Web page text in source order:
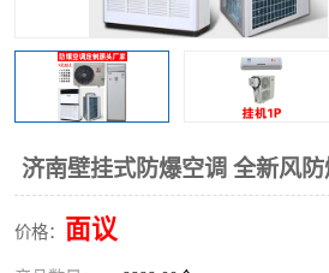
济南壁挂式防爆空调 全新风
价格： 面议